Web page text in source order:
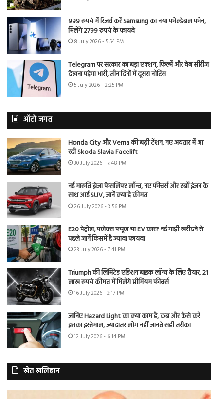
999 रुपये में रिजर्व करें Samsung का नया फोल्डेबल फोन,
मिलेंगे 2799 रुपये के फायदे
8 July 2026 - 5:54 PM
Telegram पर सरकार का बड़ा एक्शन, फिल्में और वेब सीरीज
देखना पड़ेगा भारी, तीन दिनों में दूसरा नोटिस
5 July 2026 - 2:25 PM
ऑटो जगत
Honda City और Verna की बढ़ी टेंशन, नए अवतार में आ
रही Skoda Slavia Facelift
30 July 2026 - 7:48 PM
नई मारुति ब्रेजा फेसलिफ्ट लॉन्च, नए फीचर्स और टर्बो इंजन के
साथ आई SUV, जानें क्या है कीमत
26 July 2026 - 3:56 PM
E20 पेट्रोल, फ्लेक्स फ्यूल या EV कार? नई गाड़ी खरीदने से
पहले जानें किसमें है ज्यादा फायदा
23 July 2026 - 7:41 PM
Triumph की लिमिटेड एडिशन बाइक लॉन्च के लिए तैयार, 21
लाख रुपये कीमत में मिलेंगे प्रीमियम फीचर्स
16 July 2026 - 3:17 PM
जानिए Hazard Light का क्या काम है, कब और कैसे करें
इसका इस्तेमाल, ज्यादातर लोग नहीं जानते सही तरीका
12 July 2026 - 6:14 PM
खेत खलिहान